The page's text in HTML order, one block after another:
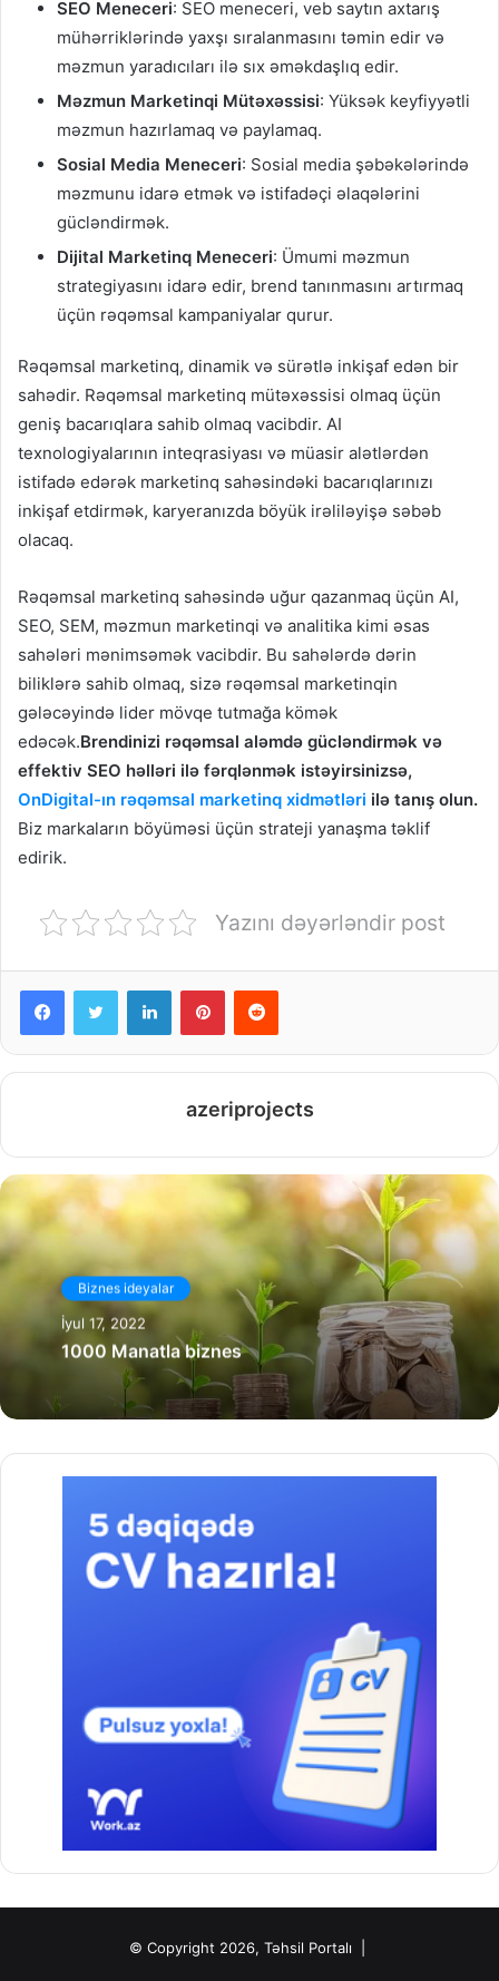
SEO Meneceri: SEO meneceri, veb saytın axtarış
mühərriklərində yaxşı sıralanmasını təmin edir və
məzmun yaradıcıları ilə sıx əməkdaşlıq edir.
Məzmun Marketinqi Mütəxəssisi: Yüksək keyfiyyətli
məzmun hazırlamaq və paylamaq.
Sosial Media Meneceri: Sosial media şəbəkələrində
məzmunu idarə etmək və istifadəçi əlaqələrini
gücləndirmək.
Dijital Marketinq Meneceri: Ümumi məzmun
strategiyasını idarə edir, brend tanınmasını artırmaq
üçün rəqəmsal kampaniyalar qurur.
Rəqəmsal marketinq, dinamik və sürətlə inkişaf edən bir
sahədir. Rəqəmsal marketinq mütəxəssisi olmaq üçün
geniş bacarıqlara sahib olmaq vacibdir. AI
texnologiyalarının inteqrasiyası və müasir alətlərdən
istifadə edərək marketinq sahəsindəki bacarıqlarınızı
inkişaf etdirmək, karyeranızda böyük irəliləyişə səbəb
olacaq.
Rəqəmsal marketinq sahəsində uğur qazanmaq üçün AI,
SEO, SEM, məzmun marketinqi və analitika kimi əsas
sahələri mənimsəmək vacibdir. Bu sahələrdə dərin
biliklərə sahib olmaq, sizə rəqəmsal marketinqin
gələcəyində lider mövqe tutmağa kömək
edəcək.Brendinizi rəqəmsal aləmdə gücləndirmək və
effektiv SEO həlləri ilə fərqlənmək istəyirsinizsə,
OnDigital-ın rəqəmsal marketinq xidmətləri ilə tanış olun.
Biz markaların böyüməsi üçün strateji yanaşma təklif
edirik.
Yazını dəyərləndir post
FacebookTwitter LinkedInPinterestReddit
azeriprojects
Biznes ideyalar
İyul 17, 2022
1000 Manatla biznes
© Copyright 2026, Təhsil Portalı |